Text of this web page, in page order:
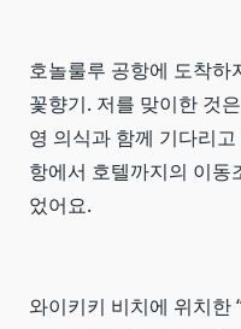
호놀룰루 공항에 도착
꽃향기. 저를 맞이한 것
영 의식과 함께 기다리
항에서 호텔까지의 이동
었어요.
와이키키 비치에 위치한